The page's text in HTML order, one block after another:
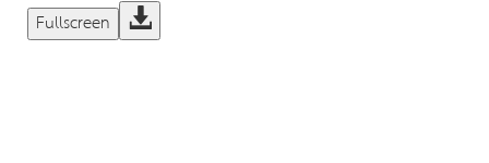
Fullscreen